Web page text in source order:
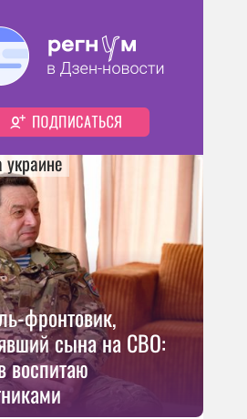
украине
фронтовик,
сына на СВО:
воспитаю